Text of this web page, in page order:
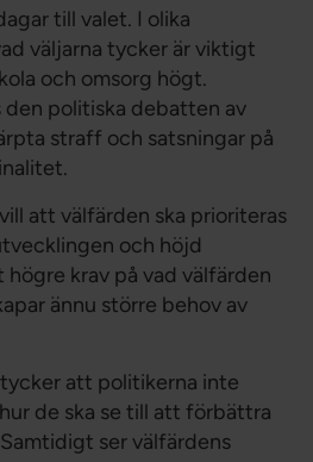
till valet. I olika
väljarna tycker är viktigt
och omsorg högt.
politiska debatten av
straff och satsningar på
att välfärden ska prioriteras
och höjd
högre krav på vad välfärden
ännu större behov av
att politikerna inte
de ska se till att förbättra
ser välfärdens